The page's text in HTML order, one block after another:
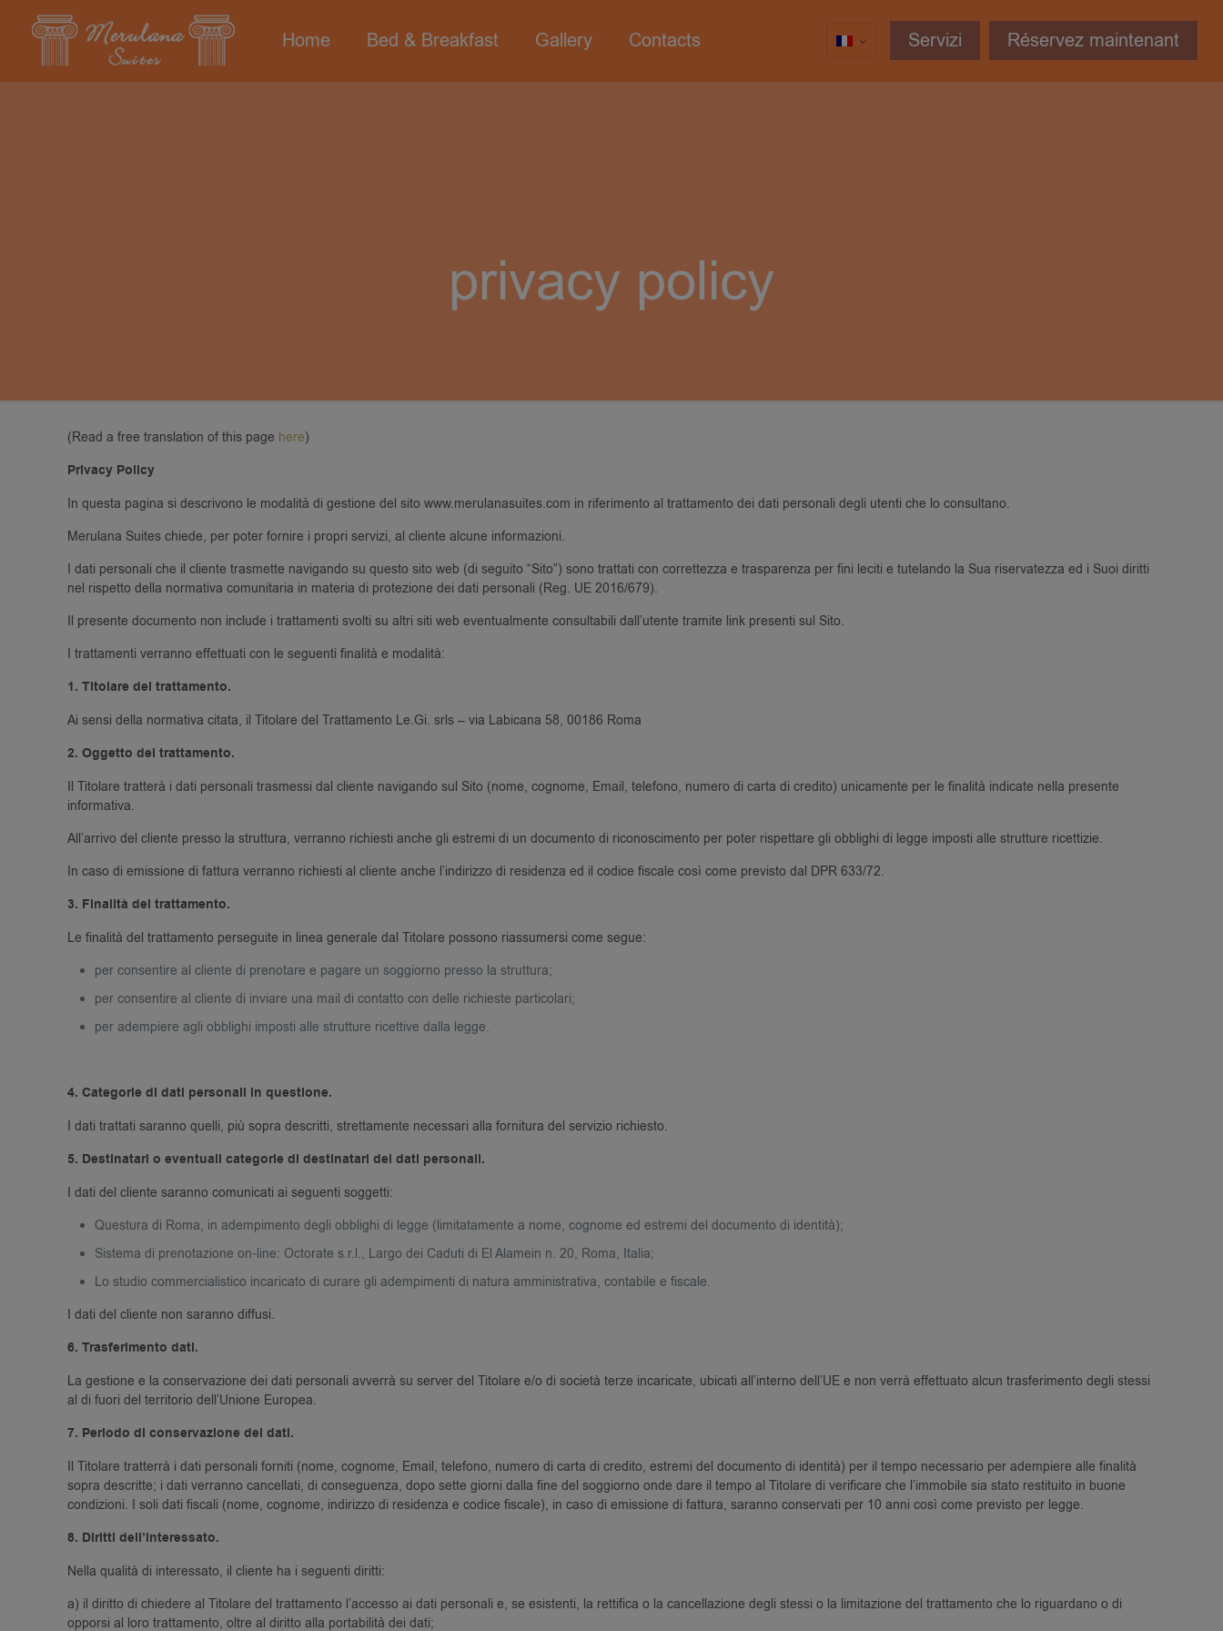
Home Bed & Breakfast Gallery Contacts Servizi Réservez maintenant
privacy policy
(Read a free translation of this page here)
Privacy Policy
In questa pagina si descrivono le modalità di gestione del sito www.merulanasuites.com in riferimento al trattamento dei dati personali degli utenti che lo consultano.
Merulana Suites chiede, per poter fornire i propri servizi, al cliente alcune informazioni.
I dati personali che il cliente trasmette navigando su questo sito web (di seguito “Sito”) sono trattati con correttezza e trasparenza per fini leciti e tutelando la Sua riservatezza ed i Suoi diritti
nel rispetto della normativa comunitaria in materia di protezione dei dati personali (Reg. UE 2016/679).
Il presente documento non include i trattamenti svolti su altri siti web eventualmente consultabili dall’utente tramite link presenti sul Sito.
I trattamenti verranno effettuati con le seguenti finalità e modalità:
1. Titolare del trattamento.
Ai sensi della normativa citata, il Titolare del Trattamento Le.Gi. srls – via Labicana 58, 00186 Roma
2. Oggetto del trattamento.
Il Titolare tratterà i dati personali trasmessi dal cliente navigando sul Sito (nome, cognome, Email, telefono, numero di carta di credito) unicamente per le finalità indicate nella presente
informativa.
All’arrivo del cliente presso la struttura, verranno richiesti anche gli estremi di un documento di riconoscimento per poter rispettare gli obblighi di legge imposti alle strutture ricettizie.
In caso di emissione di fattura verranno richiesti al cliente anche l’indirizzo di residenza ed il codice fiscale così come previsto dal DPR 633/72.
3. Finalità del trattamento.
Le finalità del trattamento perseguite in linea generale dal Titolare possono riassumersi come segue:
per consentire al cliente di prenotare e pagare un soggiorno presso la struttura;
per consentire al cliente di inviare una mail di contatto con delle richieste particolari;
per adempiere agli obblighi imposti alle strutture ricettive dalla legge.
4. Categorie di dati personali in questione.
I dati trattati saranno quelli, più sopra descritti, strettamente necessari alla fornitura del servizio richiesto.
5. Destinatari o eventuali categorie di destinatari dei dati personali.
I dati del cliente saranno comunicati ai seguenti soggetti:
Questura di Roma, in adempimento degli obblighi di legge (limitatamente a nome, cognome ed estremi del documento di identità);
Sistema di prenotazione on-line: Octorate s.r.l., Largo dei Caduti di El Alamein n. 20, Roma, Italia;
Lo studio commercialistico incaricato di curare gli adempimenti di natura amministrativa, contabile e fiscale.
I dati del cliente non saranno diffusi.
6. Trasferimento dati.
La gestione e la conservazione dei dati personali avverrà su server del Titolare e/o di società terze incaricate, ubicati all’interno dell’UE e non verrà effettuato alcun trasferimento degli stessi
al di fuori del territorio dell’Unione Europea.
7. Periodo di conservazione dei dati.
Il Titolare tratterrà i dati personali forniti (nome, cognome, Email, telefono, numero di carta di credito, estremi del documento di identità) per il tempo necessario per adempiere alle finalità
sopra descritte; i dati verranno cancellati, di conseguenza, dopo sette giorni dalla fine del soggiorno onde dare il tempo al Titolare di verificare che l’immobile sia stato restituito in buone
condizioni. I soli dati fiscali (nome, cognome, indirizzo di residenza e codice fiscale), in caso di emissione di fattura, saranno conservati per 10 anni così come previsto per legge.
8. Diritti dell’interessato.
Nella qualità di interessato, il cliente ha i seguenti diritti:
a) il diritto di chiedere al Titolare del trattamento l’accesso ai dati personali e, se esistenti, la rettifica o la cancellazione degli stessi o la limitazione del trattamento che lo riguardano o di
opporsi al loro trattamento, oltre al diritto alla portabilità dei dati;